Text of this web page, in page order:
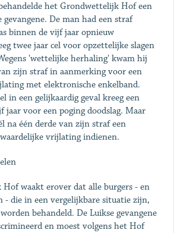
het Grondwettelijk Hof een
gevangene. De man had een straf
binnen de vijf jaar opnieuw
twee jaar cel voor opzettelijke slagen
'wettelijke herhaling' kwam hij
zijn straf in aanmerking voor een
met elektronische enkelband.
in een gelijkaardig geval kreeg een
jaar voor een poging doodslag. Maar
na één derde van zijn straf een
vrijlating indienen.
waakt erover dat alle burgers - en
- die in een vergelijkbare situatie zijn,
behandeld. De Luikse gevangene
en moest volgens het Hof